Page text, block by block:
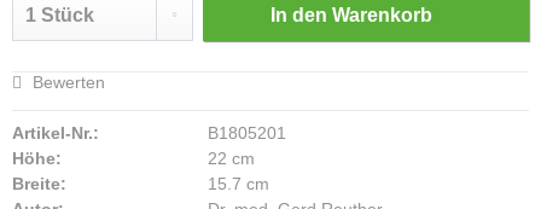
In den Warenkorb
Bewerten
Artikel-Nr.:
B1805201
Höhe:
22 cm
Breite:
15.7 cm